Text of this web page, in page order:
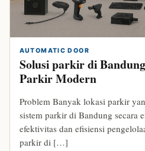
AUTOMATIC DOOR
Solusi parkir di
Parkir Modern
Problem Banyak lokasi parkir
sistem parkir di Bandung secara
efektivitas dan efisiensi
parkir di […]